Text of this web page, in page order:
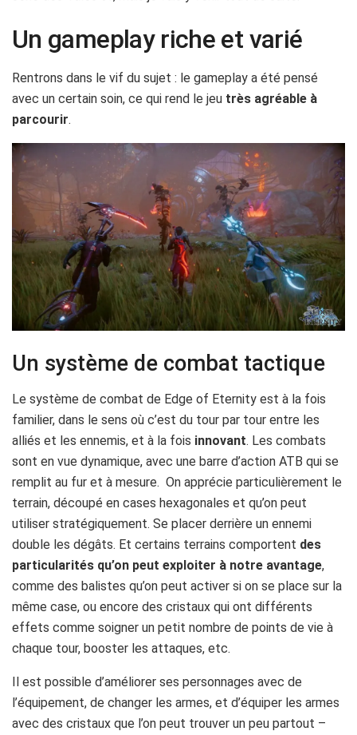
Un gameplay riche et varié
Rentrons dans le vif du sujet : le gameplay a été pensé
avec un certain soin, ce qui rend le jeu très agréable à
parcourir.
Un système de combat tactique
Le système de combat de Edge of Eternity est à la fois
familier, dans le sens où c’est du tour par tour entre les
alliés et les ennemis, et à la fois innovant. Les combats
sont en vue dynamique, avec une barre d’action ATB qui se
remplit au fur et à mesure. On apprécie particulièrement le
terrain, découpé en cases hexagonales et qu’on peut
utiliser stratégiquement. Se placer derrière un ennemi
double les dégâts. Et certains terrains comportent des
particularités qu’on peut exploiter à notre avantage,
comme des balistes qu’on peut activer si on se place sur la
même case, ou encore des cristaux qui ont différents
effets comme soigner un petit nombre de points de vie à
chaque tour, booster les attaques, etc.
Il est possible d’améliorer ses personnages avec de
l’équipement, de changer les armes, et d’équiper les armes
avec des cristaux que l’on peut trouver un peu partout –